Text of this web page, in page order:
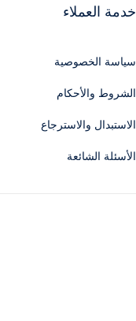
خدمة العملاء
سياسة الخصوصية
الشروط والأحكام
الاستبدال والاسترجاع
الأسئلة الشائعة